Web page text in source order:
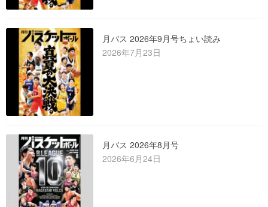
月バス 2026年9月号ちょい読み
2026年7月23日
月バス 2026年8月号
2026年6月24日